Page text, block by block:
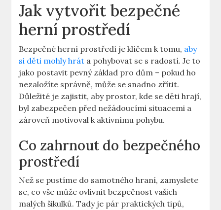
Jak vytvořit bezpečné
herní prostředí
Bezpečné herní prostředí je klíčem k tomu, aby
si děti mohly hrát a pohybovat se s radostí. Je to
jako postavit pevný základ pro dům – pokud ho
nezaložíte správně, může se snadno zřítit.
Důležité je zajistit, aby prostor, kde se děti hrají,
byl zabezpečen před nežádoucími situacemi a
zároveň motivoval k aktivnímu pohybu.
Co zahrnout do bezpečného
prostředí
Než se pustíme do samotného hraní, zamyslete
se, co vše může ovlivnit bezpečnost vašich
malých šikulků. Tady je pár praktických tipů,